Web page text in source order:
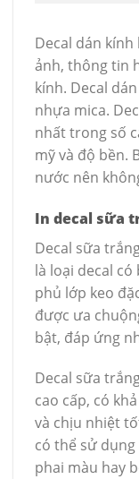
Decal dán
ảnh, thông tin
kính. Decal
nhựa mica.
nhất trong số
mỹ và độ bền.
nước nên
In decal sữa
Decal sữa
là loại decal
phủ lớp keo
được ưa
bật, đáp ứng
Decal sữa
cao cấp, có
và chịu nhiệt
có thể sử
phai màu hay